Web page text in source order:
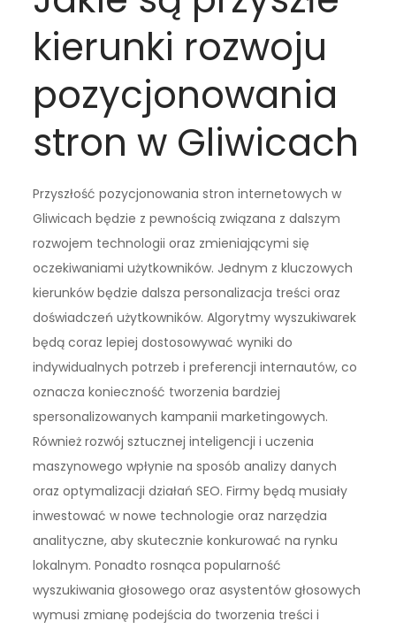
kierunki rozwoju
pozycjonowania
stron w Gliwicach
Przyszłość pozycjonowania stron internetowych w
Gliwicach będzie z pewnością związana z dalszym
rozwojem technologii oraz zmieniającymi się
oczekiwaniami użytkowników. Jednym z kluczowych
kierunków będzie dalsza personalizacja treści oraz
doświadczeń użytkowników. Algorytmy wyszukiwarek
będą coraz lepiej dostosowywać wyniki do
indywidualnych potrzeb i preferencji internautów, co
oznacza konieczność tworzenia bardziej
spersonalizowanych kampanii marketingowych.
Również rozwój sztucznej inteligencji i uczenia
maszynowego wpłynie na sposób analizy danych
oraz optymalizacji działań SEO. Firmy będą musiały
inwestować w nowe technologie oraz narzędzia
analityczne, aby skutecznie konkurować na rynku
lokalnym. Ponadto rosnąca popularność
wyszukiwania głosowego oraz asystentów głosowych
wymusi zmianę podejścia do tworzenia treści i